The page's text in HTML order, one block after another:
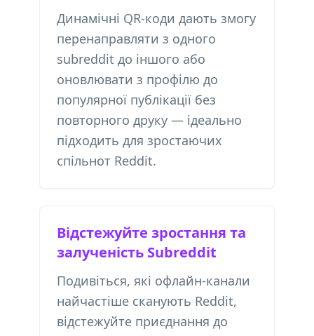
Динамічні QR-коди дають змогу
перенаправляти з одного
subreddit до іншого або
оновлювати з профілю до
популярної публікації без
повторного друку — ідеально
підходить для зростаючих
спільнот Reddit.
Відстежуйте зростання та
залученість Subreddit
Подивіться, які офлайн-канали
найчастіше сканують Reddit,
відстежуйте приєднання до